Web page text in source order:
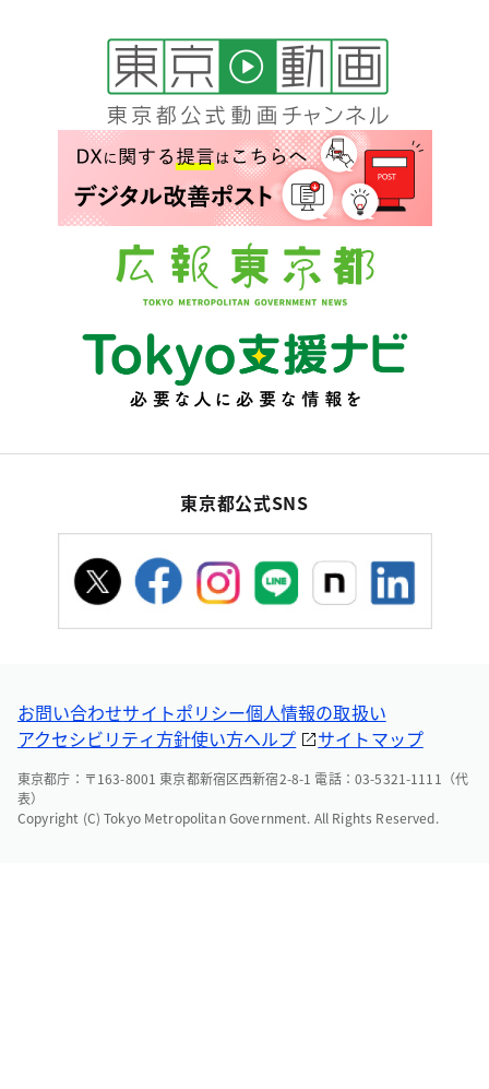
東京都公式SNS
お問い合わせサイトポリシー個人情報の取扱い
アクセシビリティ方針使い方ヘルプ サイトマップ
東京都庁：〒163-8001 東京都新宿区西新宿2-8-1 電話：03-5321-1111（代
表）
Copyright (C) Tokyo Metropolitan Government. All Rights Reserved.